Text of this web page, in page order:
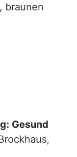
braunen
Gesund